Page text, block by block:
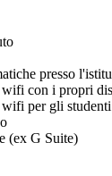
presso
con i propri
per gli studenti
(ex G Suite)